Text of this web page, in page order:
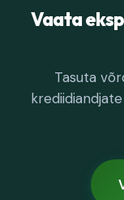
Vaata
Tasuta